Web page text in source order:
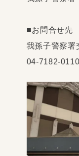
■お問合せ先
我孫子警察署
04-7182-0110